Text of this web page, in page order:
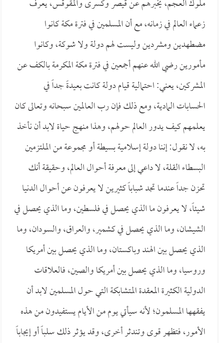
ملوك العجم، يخبرهم عن قيصر وكسرى والمقوقس، يعرف
زعماء العالم في زمانه، مع أن المسلمين في فترة مكة كانوا
مضطهدين ومشردين وليست لهم دولة ولا شوكة، وكانوا
مأمورين رضي الله عنهم أجمعين في فترة مكة المكرمة بالكف عن
المشركين، يعني: احتمالية قيام دولة كانت بعيدةً جداً في
الحسابات المادية، ومع ذلك فإن رب العالمين سبحانه وتعالى كان
يعلمهم كيف يدور العالم حولهم، وهذا منهج حياة لابد أن نأخذ
به، لا نقول: إننا دولة إسلامية بسيطة أو مجموعة من الملتزمين
البسطاء القلة، لا داعي إلى معرفة أحوال العالم، وحقيقة أنك
تحزن جداً عندما تجد شباباً كثيرين لا يعرفون عن أحوال الدنيا
شيئاً، لا يعرفون ما الذي يحصل في فلسطين، وما الذي يحصل في
الشيشان، وما الذي يحصل في كشمير، والعراق، والسودان، وما
الذي يحصل بين الهند وباكستان، وما الذي يحصل بين أمريكا
وروسيا، وما الذي يحصل بين أمريكا والصين، فالعلاقات
الدولية الكثيرة المعقدة المتشابكة التي حول المسلمين لابد أن
يفقهها المسلمون؛ لأنه سيأتي يوم من الأيام يستفيدون من هذه
الأمور، فتظهر قوى وتندثر أخرى، وقد يؤثر ذلك سلباً أو إيجاباً